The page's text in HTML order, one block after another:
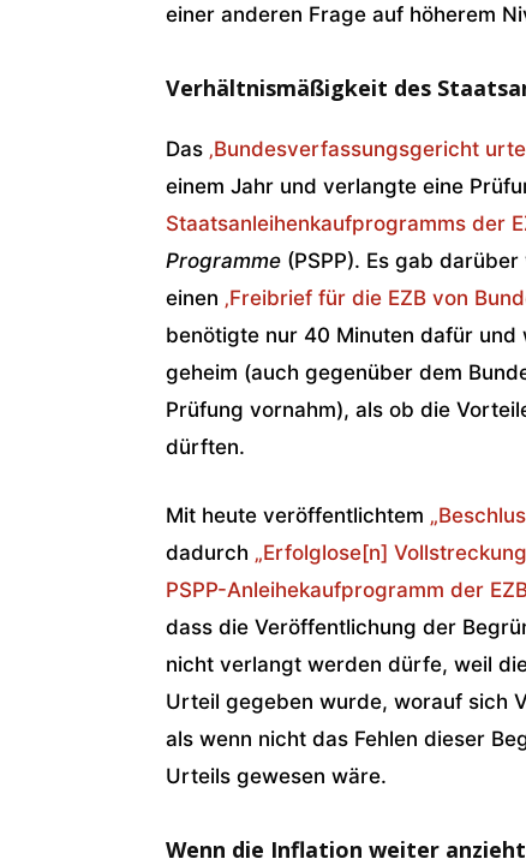
einer anderen Frage auf höherem
Verhältnismäßigkeit des
Das ‚Bundesverfassungsgericht
einem Jahr und verlangte eine
Staatsanleihenkaufprogramms der
Programme (PSPP). Es gab
einen ‚Freibrief für die EZB von
benötigte nur 40 Minuten dafür
geheim (auch gegenüber dem
Prüfung vornahm), als ob die
dürften.
Mit heute veröffentlichtem
dadurch „Erfolglose[n]
PSPP-Anleihekaufprogramm der
dass die Veröffentlichung der
nicht verlangt werden dürfe, weil
Urteil gegeben wurde, worauf sich
als wenn nicht das Fehlen dieser
Urteils gewesen wäre.
Wenn die Inflation weiter